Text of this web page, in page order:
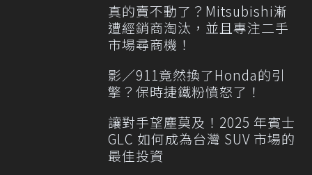
真的賣不動了？Mitsubishi漸
遭經銷商淘汰，並且專注二手
市場尋商機！
影／911竟然換了Honda的引
擎？保時捷鐵粉憤怒了！
讓對手望塵莫及！2025 年賓士
GLC 如何成為台灣 SUV 市場的
最佳投資